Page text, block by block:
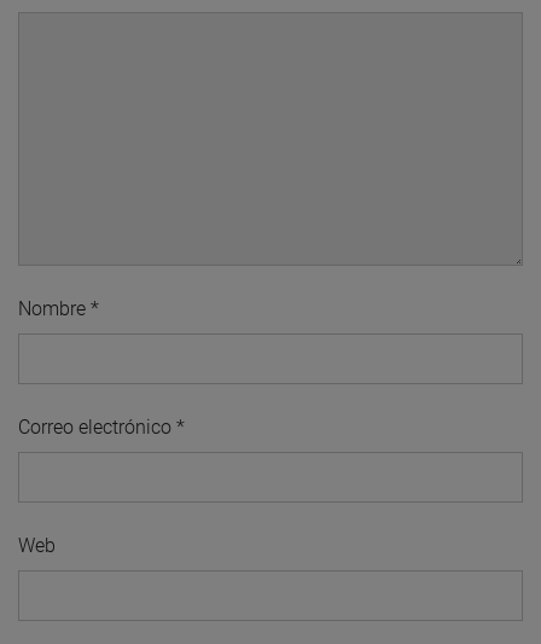
Nombre *
Correo electrónico *
Web